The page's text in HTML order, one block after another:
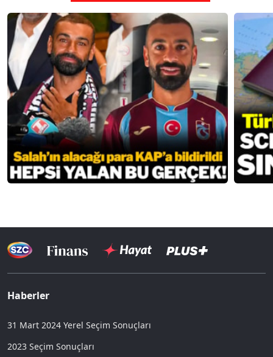
Haberler
31 Mart 2024 Yerel Seçim Sonuçları
2023 Seçim Sonuçları